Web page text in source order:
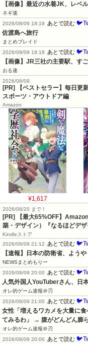
【画像】最近の水着JK、レベ
ネギ速
2026/08/09 18:19
あとで読む
佐渡島へ旅行
まとめブレイド
2026/08/09 18:18
あとで読む
【画像】JR三社の主要駅、す
おる速
2026/08/09
[PR] 【ベストセラー】毎日更
スポーツ・アウトドア編
Amazon
¥1,617
2026/08/20 まで！
[PR]
【最大65%OFF】
築・デザイン）『なるほどデ
Kindleストア
2026/08/09 21:12
あとで読む
【速報】日本の防衛省、よう
NEWSまとめもりー
2026/08/09 20:00
あとで読む
人気外国人YouTuberさん、日
オレ的ゲーム速報＠刃
2026/08/09 21:00
あとで読む
女性「増えるワカメを大量に
てみるわ」 → 腹がどんどん膨
オレ的ゲーム速報＠刃
2026/08/09 20:00
あとで読む